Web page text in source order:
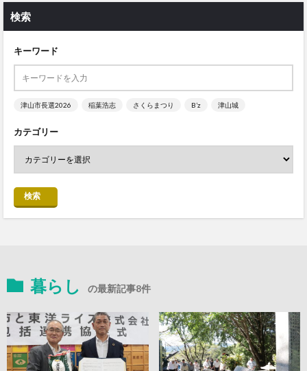
検索
キーワード
津山市長選2026 稲葉浩志 さくらまつり B’z 津山城
カテゴリー
検索
暮らし の最新記事8件